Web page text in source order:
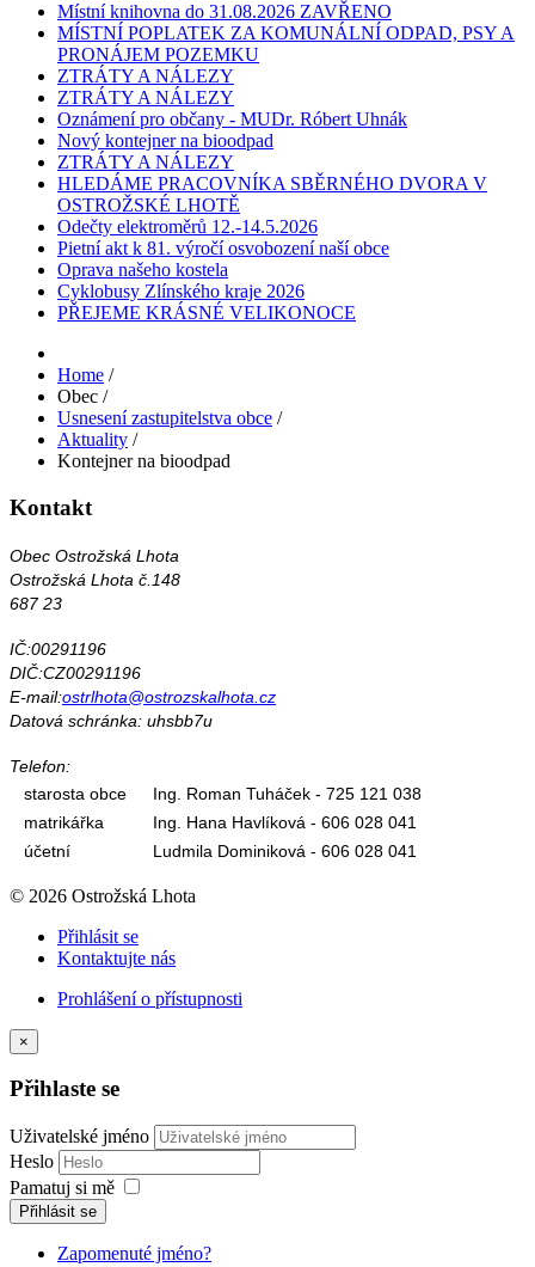
Místní knihovna do 31.08.2026 ZAVŘENO
MÍSTNÍ POPLATEK ZA KOMUNÁLNÍ ODPAD, PSY A
PRONÁJEM POZEMKU
ZTRÁTY A NÁLEZY
ZTRÁTY A NÁLEZY
Oznámení pro občany - MUDr. Róbert Uhnák
Nový kontejner na bioodpad
ZTRÁTY A NÁLEZY
HLEDÁME PRACOVNÍKA SBĚRNÉHO DVORA V
OSTROŽSKÉ LHOTĚ
Odečty elektroměrů 12.-14.5.2026
Pietní akt k 81. výročí osvobození naší obce
Oprava našeho kostela
Cyklobusy Zlínského kraje 2026
PŘEJEME KRÁSNÉ VELIKONOCE
Home /
Obec /
Usnesení zastupitelstva obce /
Aktuality /
Kontejner na bioodpad
Kontakt
Obec Ostrožská Lhota
Ostrožská Lhota č.148
687 23
IČ:00291196
DIČ:CZ00291196
E-mail:ostrlhota@ostrozskalhota.cz
Datová schránka: uhsbb7u
Telefon:
starosta obce
Ing. Roman Tuháček - 725 121 038
matrikářka
Ing. Hana Havlíková - 606 028 041
účetní
Ludmila Dominiková - 606 028 041
© 2026 Ostrožská Lhota
Přihlásit se
Kontaktujte nás
Prohlášení o přístupnosti
×
Přihlaste se
Uživatelské jméno
Heslo
Pamatuj si mě
Přihlásit se
Zapomenuté jméno?